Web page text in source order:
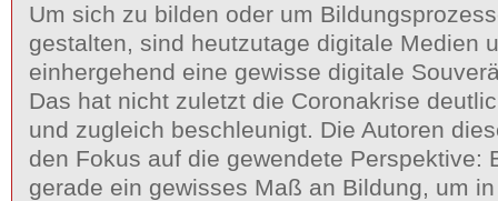
Um sich zu bilden oder um
gestalten, sind heutzutage digitale Medien
einhergehend eine gewisse digitale
Das hat nicht zuletzt die Coronakrise
und zugleich beschleunigt. Die Autoren
den Fokus auf die gewendete Perspektive:
gerade ein gewisses Maß an Bildung, um